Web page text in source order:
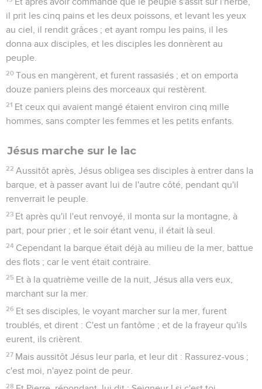
il prit les cinq pains et les deux poissons, et levant les yeux
au ciel, il rendit grâces ; et ayant rompu les pains, il les
donna aux disciples, et les disciples les donnèrent au
peuple.
20 Tous en mangèrent, et furent rassasiés ; et on emporta
douze paniers pleins des morceaux qui restèrent.
21 Et ceux qui avaient mangé étaient environ cinq mille
hommes, sans compter les femmes et les petits enfants.
Jésus marche sur le lac
22 Aussitôt après, Jésus obligea ses disciples à entrer dans la
barque, et à passer avant lui de l'autre côté, pendant qu'il
renverrait le peuple.
23 Et après qu'il l'eut renvoyé, il monta sur la montagne, à
part, pour prier ; et le soir étant venu, il était là seul.
24 Cependant la barque était déjà au milieu de la mer, battue
des flots ; car le vent était contraire.
25 Et à la quatrième veille de la nuit, Jésus alla vers eux,
marchant sur la mer.
26 Et ses disciples, le voyant marcher sur la mer, furent
troublés, et dirent : C'est un fantôme ; et de la frayeur qu'ils
eurent, ils crièrent.
27 Mais aussitôt Jésus leur parla, et leur dit : Rassurez-vous ;
c'est moi, n'ayez point de peur.
28